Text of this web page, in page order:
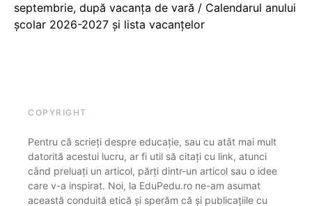
septembrie, după vacanța de vară / Calendarul anului
școlar 2026-2027 și lista vacanțelor
COPYRIGHT
Pentru că scrieți despre educație, sau cu atât mai mult
datorită acestui lucru, ar fi util să citați cu link, atunci
când preluați un articol, părți dintr-un articol sau o idee
care v-a inspirat. Noi, la EduPedu.ro ne-am asumat
această conduită etică și sperăm că și publicațiile cu